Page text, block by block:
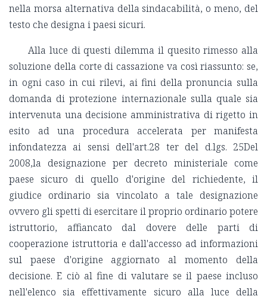
nella morsa alternativa della sindacabilità, o meno, del
testo che designa i paesi sicuri.
Alla luce di questi dilemma il quesito rimesso alla
soluzione della corte di cassazione va così riassunto: se,
in ogni caso in cui rilevi, ai fini della pronuncia sulla
domanda di protezione internazionale sulla quale sia
intervenuta una decisione amministrativa di rigetto in
esito ad una procedura accelerata per manifesta
infondatezza ai sensi dell'art.28 ter del d.lgs. 25Del
2008,la designazione per decreto ministeriale come
paese sicuro di quello d'origine del richiedente, il
giudice ordinario sia vincolato a tale designazione
ovvero gli spetti di esercitare il proprio ordinario potere
istruttorio, affiancato dal dovere delle parti di
cooperazione istruttoria e dall'accesso ad informazioni
sul paese d'origine aggiornato al momento della
decisione. E ciò al fine di valutare se il paese incluso
nell'elenco sia effettivamente sicuro alla luce della